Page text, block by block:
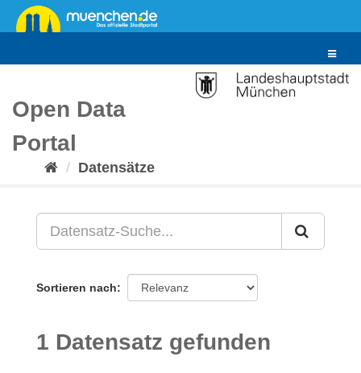
Überspringen
zum
Toggle
Open Data
Portal
Datensätze
Sortieren nach
1 Datensatz gefunden